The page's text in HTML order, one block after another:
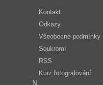
Kontakt
Odkazy
Všeobecné podmínky
Soukromí
RSS
Kurz fotografování
N